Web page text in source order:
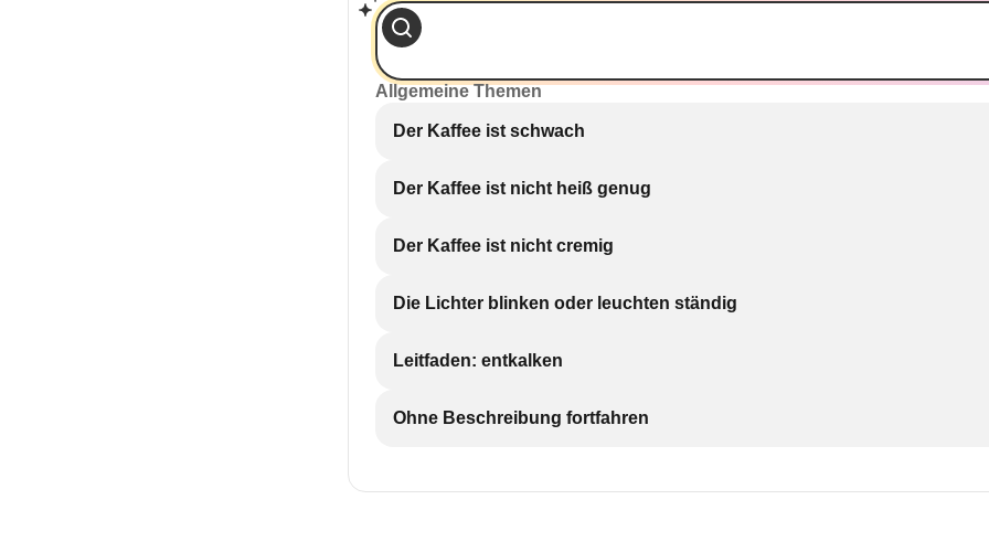
Allgemeine Themen
Der Kaffee ist schwach
Der Kaffee ist nicht heiß genug
Der Kaffee ist nicht cremig
Die Lichter blinken oder leuchten ständig
Leitfaden: entkalken
Ohne Beschreibung fortfahren